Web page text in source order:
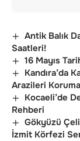
Antik Balık
Saatleri!
16 Mayıs
Kandıra’da
Arazileri
Kocaeli’de
Rehberi
Gökyüzü
İzmit Körfezi